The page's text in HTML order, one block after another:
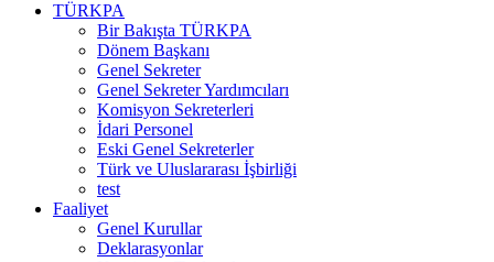
TÜRKPA
Bir Bakışta TÜRKPA
Dönem Başkanı
Genel Sekreter
Genel Sekreter Yardımcıları
Komisyon Sekreterleri
İdari Personel
Eski Genel Sekreterler
Türk ve Uluslararası İşbirliği
test
Faaliyet
Genel Kurullar
Deklarasyonlar